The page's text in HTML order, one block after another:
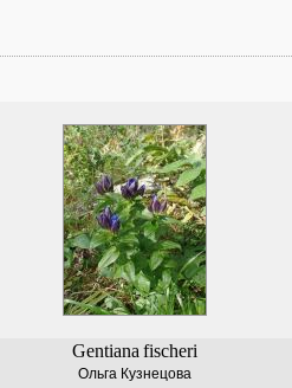
Gentiana fischeri
Ольга Кузнецова